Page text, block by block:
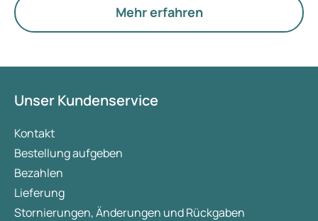
die Funktion der Eierstöcke.
Mehr erfahren
Unser Kundenservice
Kontakt
Bestellung aufgeben
Bezahlen
Lieferung
Stornierungen, Änderungen und Rückgaben